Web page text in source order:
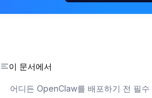
이 문서에서
어디든 OpenClaw를 배포하기 전 필수